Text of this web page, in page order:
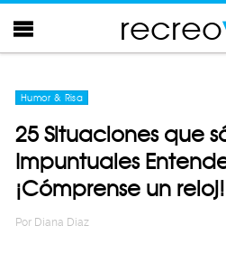
recreo
Humor & Risa
25 Situaciones que
Impuntuales
¡Cómprense un reloj!
Por Diana Diaz